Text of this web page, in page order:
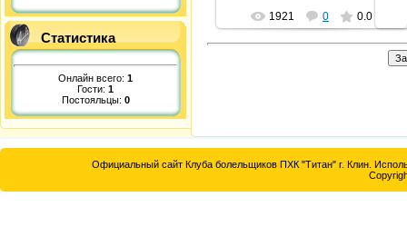
Статистика
Онлайн всего: 1
Гости: 1
Постояльцы: 0
1921 0 0.0
Официальный сайт Клуба болельщиков ПХК "Титан" г. Клин.